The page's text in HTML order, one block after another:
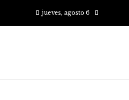
jueves, agosto 6